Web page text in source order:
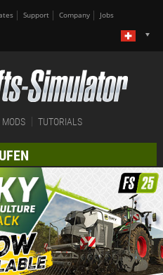
Support Company Jobs
MODS TUTORIALS